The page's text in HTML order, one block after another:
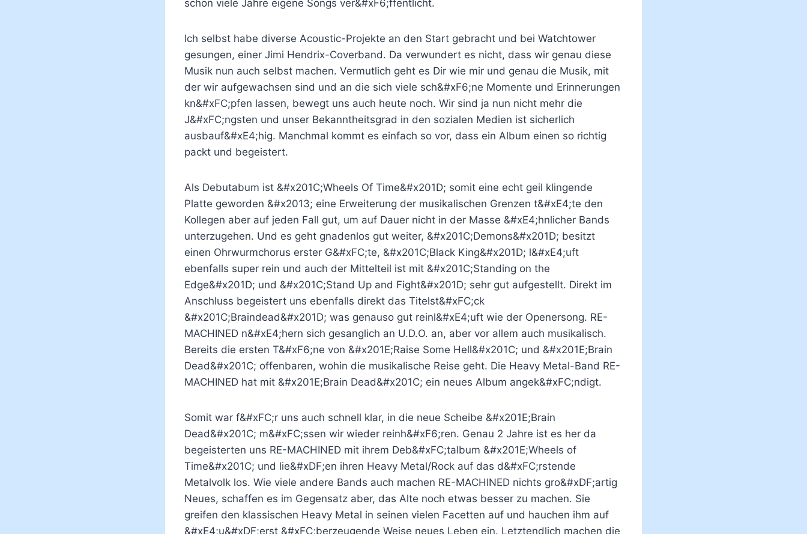
schon viele Jahre eigene Songs ver&#xF6;ffentlicht.
Ich selbst habe diverse Acoustic-Projekte an den Start gebracht und bei Watchtower
gesungen, einer Jimi Hendrix-Coverband. Da verwundert es nicht, dass wir genau diese
Musik nun auch selbst machen. Vermutlich geht es Dir wie mir und genau die Musik, mit
der wir aufgewachsen sind und an die sich viele sch&#xF6;ne Momente und Erinnerungen
kn&#xFC;pfen lassen, bewegt uns auch heute noch. Wir sind ja nun nicht mehr die
J&#xFC;ngsten und unser Bekanntheitsgrad in den sozialen Medien ist sicherlich
ausbauf&#xE4;hig. Manchmal kommt es einfach so vor, dass ein Album einen so richtig
packt und begeistert.
Als Debutabum ist &#x201C;Wheels Of Time&#x201D; somit eine echt geil klingende
Platte geworden &#x2013; eine Erweiterung der musikalischen Grenzen t&#xE4;te den
Kollegen aber auf jeden Fall gut, um auf Dauer nicht in der Masse &#xE4;hnlicher Bands
unterzugehen. Und es geht gnadenlos gut weiter, &#x201C;Demons&#x201D; besitzt
einen Ohrwurmchorus erster G&#xFC;te, &#x201C;Black King&#x201D; l&#xE4;uft
ebenfalls super rein und auch der Mittelteil ist mit &#x201C;Standing on the
Edge&#x201D; und &#x201C;Stand Up and Fight&#x201D; sehr gut aufgestellt. Direkt im
Anschluss begeistert uns ebenfalls direkt das Titelst&#xFC;ck
&#x201C;Braindead&#x201D; was genauso gut reinl&#xE4;uft wie der Openersong. RE-
MACHINED n&#xE4;hern sich gesanglich an U.D.O. an, aber vor allem auch musikalisch.
Bereits die ersten T&#xF6;ne von &#x201E;Raise Some Hell&#x201C; und &#x201E;Brain
Dead&#x201C; offenbaren, wohin die musikalische Reise geht. Die Heavy Metal-Band RE-
MACHINED hat mit &#x201E;Brain Dead&#x201C; ein neues Album angek&#xFC;ndigt.
Somit war f&#xFC;r uns auch schnell klar, in die neue Scheibe &#x201E;Brain
Dead&#x201C; m&#xFC;ssen wir wieder reinh&#xF6;ren. Genau 2 Jahre ist es her da
begeisterten uns RE-MACHINED mit ihrem Deb&#xFC;talbum &#x201E;Wheels of
Time&#x201C; und lie&#xDF;en ihren Heavy Metal/Rock auf das d&#xFC;rstende
Metalvolk los. Wie viele andere Bands auch machen RE-MACHINED nichts gro&#xDF;artig
Neues, schaffen es im Gegensatz aber, das Alte noch etwas besser zu machen. Sie
greifen den klassischen Heavy Metal in seinen vielen Facetten auf und hauchen ihm auf
&#xE4;u&#xDF;erst &#xFC;berzeugende Weise neues Leben ein. Letztendlich machen die